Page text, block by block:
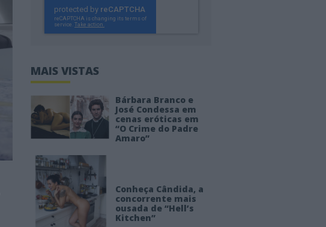
MAIS VISTAS
Bárbara Branco e
José Condessa em
cenas eróticas em
“O Crime do Padre
Amaro”
Conheça Cândida, a
concorrente mais
ousada de “Hell’s
Kitchen”